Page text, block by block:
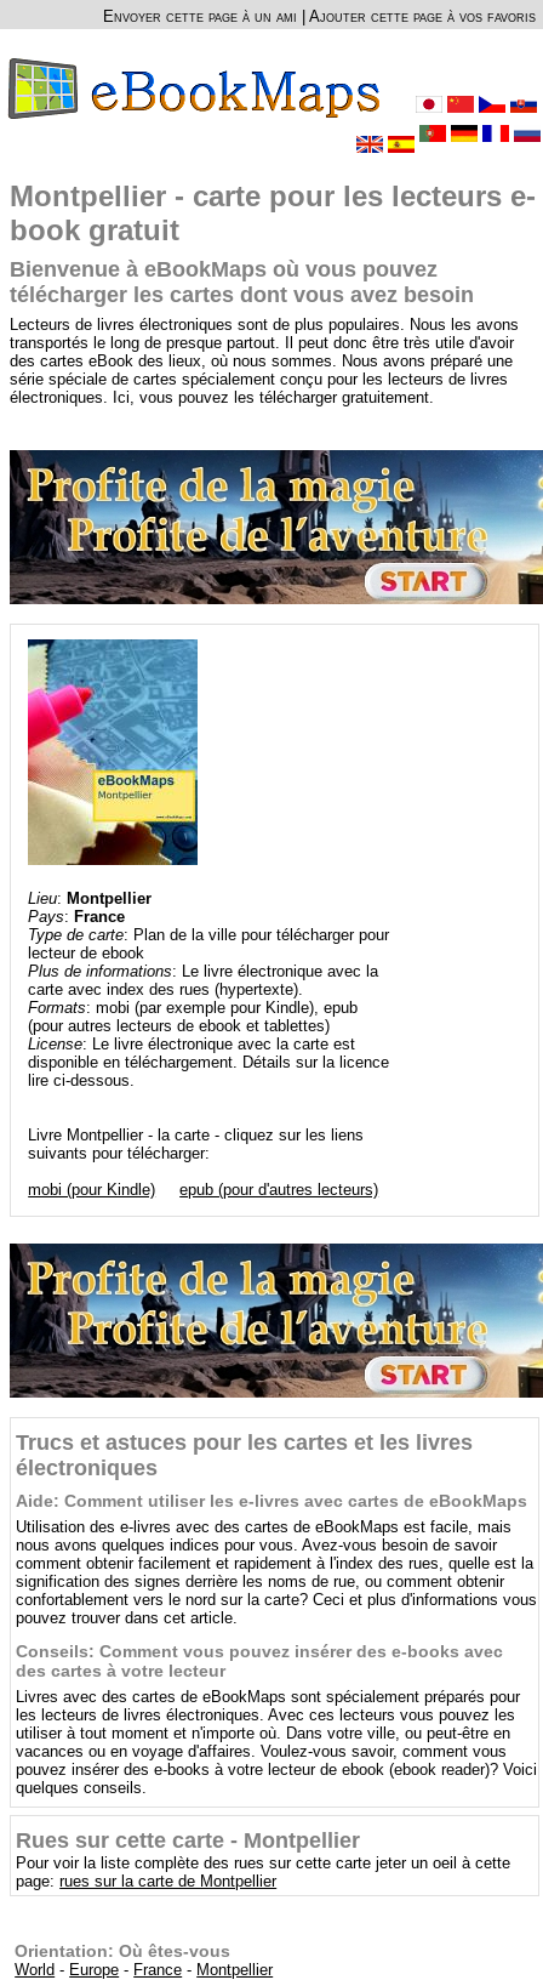
Envoyer cette page à un ami Ajouter cette page à vos favoris
Montpellier - carte pour les lecteurs e-
book gratuit
Bienvenue à eBookMaps où vous pouvez
télécharger les cartes dont vous avez besoin
Lecteurs de livres électroniques sont de plus populaires. Nous les avons
transportés le long de presque partout. Il peut donc être très utile d'avoir
des cartes eBook des lieux, où nous sommes. Nous avons préparé une
série spéciale de cartes spécialement conçu pour les lecteurs de livres
électroniques. Ici, vous pouvez les télécharger gratuitement.
Lieu: Montpellier
Pays: France
Type de carte: Plan de la ville pour télécharger pour
lecteur de ebook
Plus de informations: Le livre électronique avec la
carte avec index des rues (hypertexte).
Formats: mobi (par exemple pour Kindle), epub
(pour autres lecteurs de ebook et tablettes)
License: Le livre électronique avec la carte est
disponible en téléchargement. Détails sur la licence
lire ci-dessous.
Livre Montpellier - la carte - cliquez sur les liens
suivants pour télécharger:
mobi (pour Kindle)
epub (pour d'autres lecteurs)
Trucs et astuces pour les cartes et les livres
électroniques
Aide: Comment utiliser les e-livres avec cartes de eBookMaps
Utilisation des e-livres avec des cartes de eBookMaps est facile, mais
nous avons quelques indices pour vous. Avez-vous besoin de savoir
comment obtenir facilement et rapidement à l'index des rues, quelle est la
signification des signes derrière les noms de rue, ou comment obtenir
confortablement vers le nord sur la carte? Ceci et plus d'informations vous
pouvez trouver dans cet article.
Conseils: Comment vous pouvez insérer des e-books avec
des cartes à votre lecteur
Livres avec des cartes de eBookMaps sont spécialement préparés pour
les lecteurs de livres électroniques. Avec ces lecteurs vous pouvez les
utiliser à tout moment et n'importe où. Dans votre ville, ou peut-être en
vacances ou en voyage d'affaires. Voulez-vous savoir, comment vous
pouvez insérer des e-books à votre lecteur de ebook (ebook reader)? Voici
quelques conseils.
Rues sur cette carte - Montpellier
Pour voir la liste complète des rues sur cette carte jeter un oeil à cette
page:rues sur la carte de Montpellier
Orientation: Où êtes-vous
World - Europe - France - Montpellier